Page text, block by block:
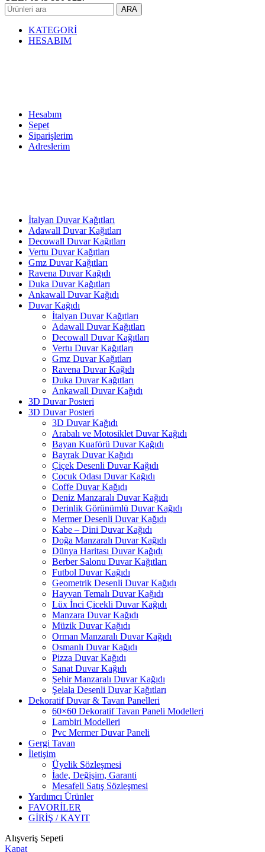
ARA
KATEGORİ
HESABIM
Hesabım
Sepet
Siparişlerim
Adreslerim
İtalyan Duvar Kağıtları
Adawall Duvar Kağıtları
Decowall Duvar Kağıtları
Vertu Duvar Kağıtları
Gmz Duvar Kağıtları
Ravena Duvar Kağıdı
Duka Duvar Kağıtları
Ankawall Duvar Kağıdı
Duvar Kağıdı
İtalyan Duvar Kağıtları
Adawall Duvar Kağıtları
Decowall Duvar Kağıtları
Vertu Duvar Kağıtları
Gmz Duvar Kağıtları
Ravena Duvar Kağıdı
Duka Duvar Kağıtları
Ankawall Duvar Kağıdı
3D Duvar Posteri
3D Duvar Posteri
3D Duvar Kağıdı
Arabalı ve Motosiklet Duvar Kağıdı
Bayan Kuaförü Duvar Kağıdı
Bayrak Duvar Kağıdı
Çiçek Desenli Duvar Kağıdı
Çocuk Odası Duvar Kağıdı
Coffe Duvar Kağıdı
Deniz Manzaralı Duvar Kağıdı
Derinlik Görünümlü Duvar Kağıdı
Mermer Desenli Duvar Kağıdı
Kabe – Dini Duvar Kağıdı
Doğa Manzaralı Duvar Kağıdı
Dünya Haritası Duvar Kağıdı
Berber Salonu Duvar Kağıtları
Futbol Duvar Kağıdı
Geometrik Desenli Duvar Kağıdı
Hayvan Temalı Duvar Kağıdı
Lüx İnci Çicekli Duvar Kağıdı
Manzara Duvar Kağıdı
Müzik Duvar Kağıdı
Orman Manzaralı Duvar Kağıdı
Osmanlı Duvar Kağıdı
Pizza Duvar Kağıdı
Sanat Duvar Kağıdı
Şehir Manzaralı Duvar Kağıdı
Şelala Desenli Duvar Kağıtları
Dekoratif Duvar & Tavan Panelleri
60×60 Dekoratif Tavan Paneli Modelleri
Lambiri Modelleri
Pvc Mermer Duvar Paneli
Gergi Tavan
İletişim
Üyelik Sözleşmesi
İade, Değişim, Garanti
Mesafeli Satış Sözleşmesi
Yardımcı Ürünler
FAVORİLER
GİRİŞ / KAYIT
Alışveriş Sepeti
Kapat